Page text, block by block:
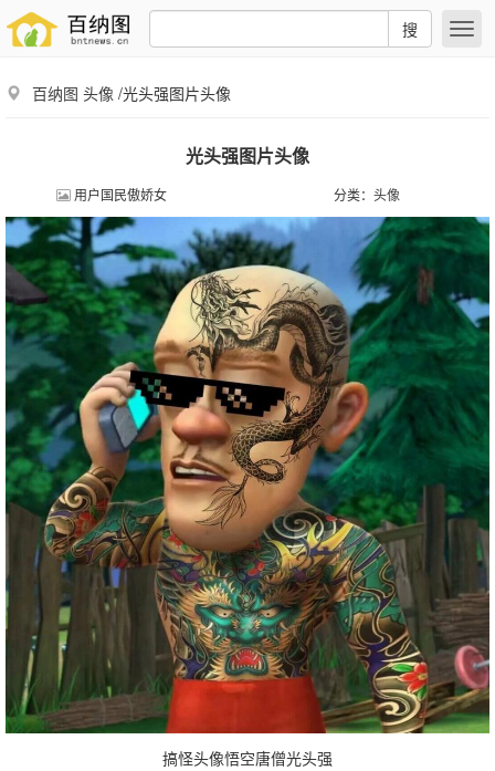
搜
百纳图 头像 /光头强图片头像
光头强图片头像
用户国民傲娇女 分类： 头像
搞怪头像悟空唐僧光头强